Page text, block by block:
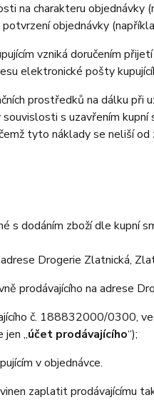
na charakteru objednávky
objednávky
vzniká doručením
elektronické pošty
prostředků na dálku při
s uzavřením
tyto náklady se neliší od
dodáním zboží dle kupní
Drogerie Zlatnická,
prodávajícího na adrese
č. 188832000/0300,
„účet prodávajícího“);
v objednávce.
zaplatit prodávajícímu